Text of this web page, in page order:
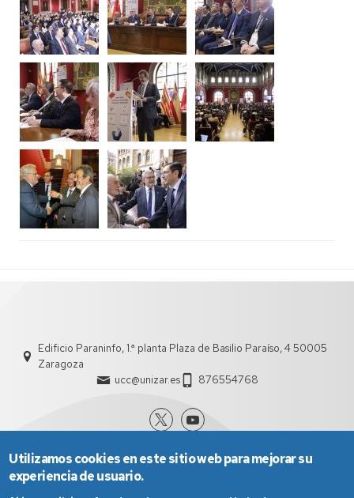
Edificio Paraninfo, 1.ª planta Plaza de Basilio Paraíso, 4 50005
Zaragoza
ucc@unizar.es
876554768
Utilizamos cookies en este sitio web para mejorar su
experiencia de usuario.